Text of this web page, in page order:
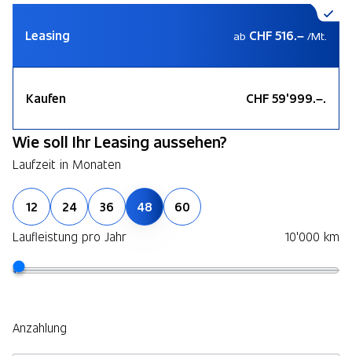
Leasing ab CHF 516.– /Mt.
Kaufen CHF 59'999.–.
Wie soll Ihr Leasing aussehen?
Laufzeit in Monaten
12 24 36 48
60
Laufleistung pro Jahr
10'000 km
Anzahlung